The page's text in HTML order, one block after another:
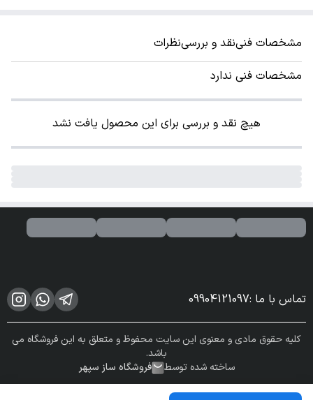
مشخصات فنینقد و بررسینظرات
مشخصات فنی ندارد
هیچ نقد و بررسی برای این محصول یافت نشد
تماس با ما :
09904121097
کلیه حقوق مادی و معنوی این سایت محفوظ و متعلق به این فروشگاه می
باشد.
ساخته شده توسط
فروشگاه ساز سپهر